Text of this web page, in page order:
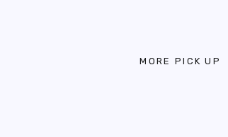
MORE PICK UP